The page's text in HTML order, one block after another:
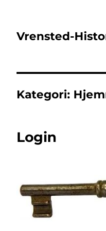
Vrensted-
Kategori:
Login